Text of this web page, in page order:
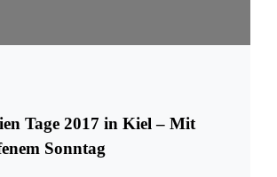
Tage 2017 in Kiel – Mit
Sonntag